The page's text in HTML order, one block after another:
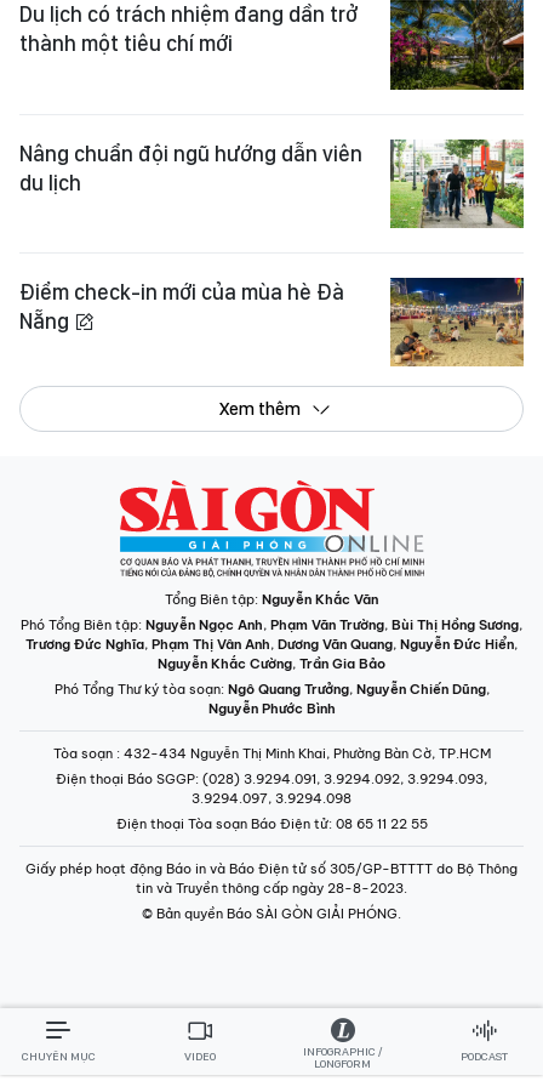
Du lịch có trách nhiệm đang dần trở
thành một tiêu chí mới
Nâng chuẩn đội ngũ hướng dẫn viên
du lịch
Điểm check-in mới của mùa hè Đà
Nẵng
Xem thêm
Tổng Biên tập: Nguyễn Khắc Văn
Phó Tổng Biên tập: Nguyễn Ngọc Anh, Phạm Văn Trường, Bùi Thị Hồng Sương,
Trương Đức Nghĩa, Phạm Thị Vân Anh, Dương Văn Quang, Nguyễn Đức Hiển,
Nguyễn Khắc Cường, Trần Gia Bảo
Phó Tổng Thư ký tòa soạn: Ngô Quang Trưởng, Nguyễn Chiến Dũng,
Nguyễn Phước Bình
Tòa soạn : 432-434 Nguyễn Thị Minh Khai, Phường Bàn Cờ, TP.HCM
Điện thoại Báo SGGP: (028) 3.9294.091, 3.9294.092, 3.9294.093,
3.9294.097, 3.9294.098
Điện thoại Tòa soạn Báo Điện tử: 08 65 11 22 55
Giấy phép hoạt động Báo in và Báo Điện tử số 305/GP-BTTTT do Bộ Thông
tin và Truyền thông cấp ngày 28-8-2023.
© Bản quyền Báo SÀI GÒN GIẢI PHÓNG.
CHUYÊN MỤC VIDEO
INFOGRAPHIC /
LONGFORM
PODCAST